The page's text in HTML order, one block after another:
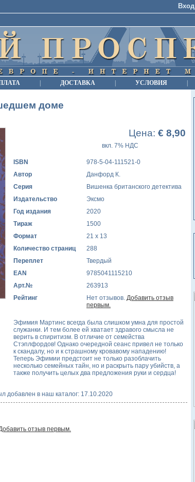
Вход
ДОСТАВКА УСЛОВИЯ
доме
Цена: € 8,90
вкл. 7% НДС
ISBN
978-5-04-111521-0
Автор
Данфорд К.
Серия
Вишенка британского детектива
Издательство
Эксмо
Год издания
2020
Тираж
1500
Формат
21 x 13
Количество страниц
288
Переплет
Твердый
EAN
9785041115210
Арт.№
263913
Рейтинг
Нет отзывов. Добавить отзыв
первым.
Эфимия Мартинс всегда была слишком умна для простой
служанки. И тем более ей хватает здравого смысла не
верить в спиритизм. В отличие от семейства
Стэплфордов! Однако очередной сеанс привел не только
к скандалу, но и к страшному кровавому нападению!
Теперь Эфимии предстоит не только разоблачить
несколько семейных тайн, но и раскрыть пару убийств, а
также получить целых два предложения руки и сердца!
добавлен в наш каталог: 17.10.2020
отзыв первым.